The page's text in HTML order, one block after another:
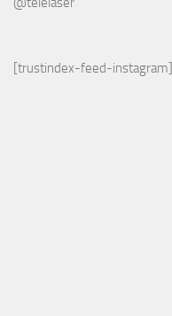
[trustindex-feed-instagram]